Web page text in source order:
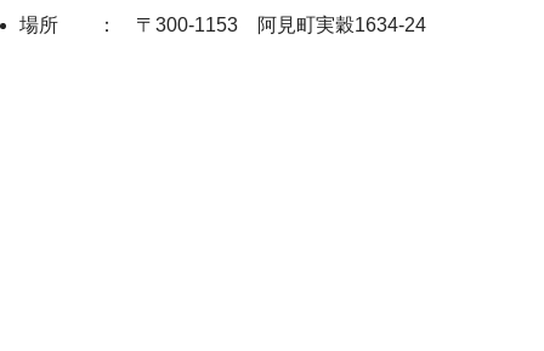
場所 ： 〒300-1153 阿見町実穀1634-24